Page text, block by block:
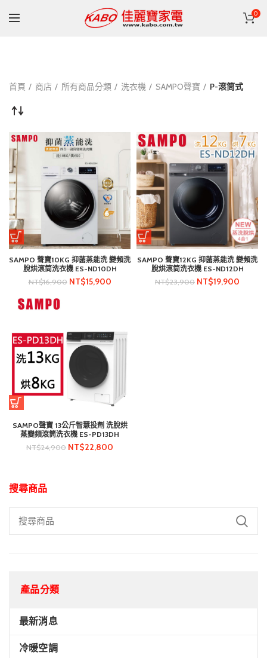
0
搜尋商品
產品分類
最新消息
冷暖空調
首頁 商店 所有商品分類 洗衣機 SAMPO聲寶 P-滾筒式
SAMPO 聲寶10KG 抑菌蒸能洗 變頻洗
脫烘滾筒洗衣機 ES-ND10DH
NT$16,900 NT$15,900
SAMPO 聲寶12KG 抑菌蒸能洗 變頻洗
脫烘滾筒洗衣機 ES-ND12DH
NT$23,900 NT$19,900
SAMPO聲寶 13公斤智慧投劑 洗脫烘
蒸變頻滾筒洗衣機 ES-PD13DH
NT$24,900 NT$22,800